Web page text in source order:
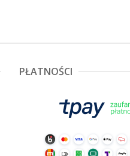
PŁATNOŚCI